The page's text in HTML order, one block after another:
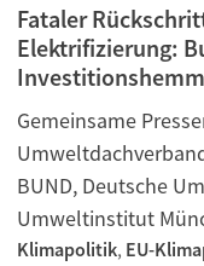
Fataler
Elektrifizierung:
Gemeinsame
BUND, Deutsche
Umweltinstitut
Klimapolitik, EU-